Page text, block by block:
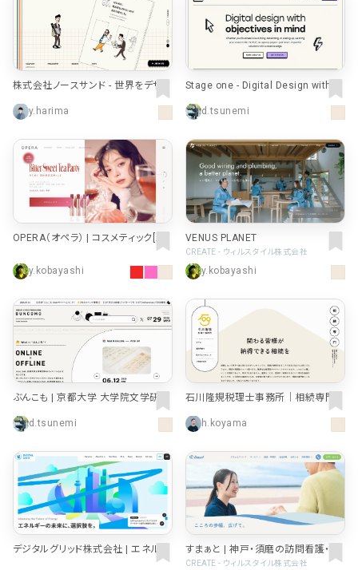
株式会社ノースサンド - 世界をデザイ
y.harima
Stage one - Digital Design with o
d.tsunemi
OPERA（オペラ） | コスメティック[公
y.kobayashi
VENUS PLANET
CREATE - ウィルスタイル株式会社
y.kobayashi
ぶんこも | 京都大学 大学院文学研究
d.tsunemi
石川隆規税理士事務所｜相続専門｜
h.koyama
デジタルグリッド株式会社 | エネルギ
すまぁと | 神戸・須磨の訪問看護・リ
ハビリ・介護サービス
CREATE - ウィルスタイル株式会社